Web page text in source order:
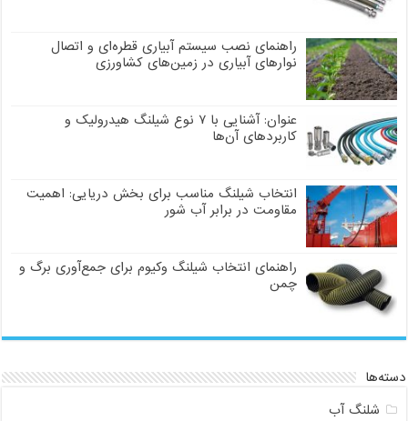
راهنمای نصب سیستم آبیاری قطره‌ای و اتصال
نوارهای آبیاری در زمین‌های کشاورزی
عنوان: آشنایی با ۷ نوع شیلنگ هیدرولیک و
کاربردهای آن‌ها
انتخاب شیلنگ مناسب برای بخش دریایی: اهمیت
مقاومت در برابر آب شور
راهنمای انتخاب شیلنگ وکیوم برای جمع‌آوری برگ و
چمن
دسته‌ها
شلنگ آب